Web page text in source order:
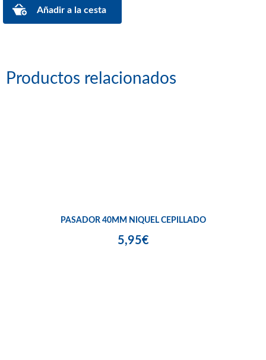
Productos relacionados
PASADOR 40MM NIQUEL CEPILLADO
5,95€